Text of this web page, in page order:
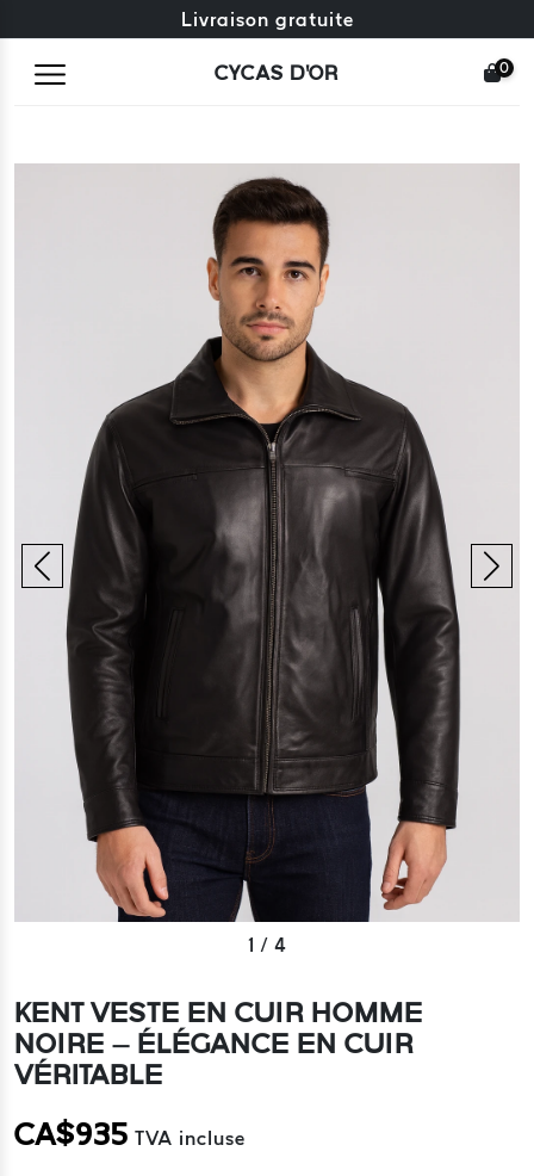
Échange gratuit + retours gratuits
Livraison gratuite
CYCAS D'OR 0
1 / 4
KENT VESTE EN CUIR HOMME
NOIRE – ÉLÉGANCE EN CUIR
VÉRITABLE
CA$935 TVA incluse